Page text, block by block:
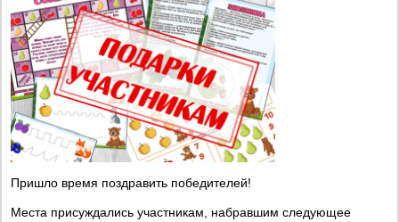
Пришло время поздравить победителей!
Места присуждались участникам, набравшим следующее